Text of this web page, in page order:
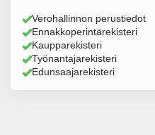
Verohallinnon perustiedot
Ennakkoperintärekisteri
Kaupparekisteri
Työnantajarekisteri
Edunsaajarekisteri